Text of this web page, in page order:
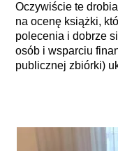
Oczywiście te
na ocenę książki,
polecenia i dobrze
osób i wsparciu
publicznej zbiórki)